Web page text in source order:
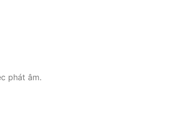
phát âm.